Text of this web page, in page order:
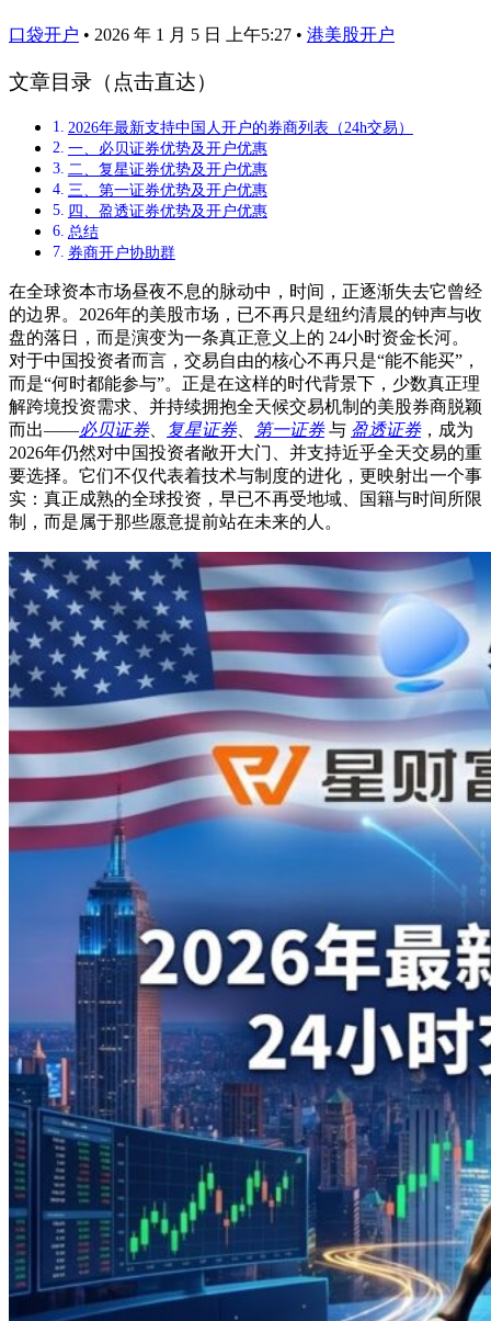
口袋开户 • 2026 年 1 月 5 日 上午5:27 • 港美股开户
文章目录（点击直达）
2026年最新支持中国人开户的券商列表（24h交易）
一、必贝证券优势及开户优惠
二、复星证券优势及开户优惠
三、第一证券优势及开户优惠
四、盈透证券优势及开户优惠
总结
券商开户协助群
在全球资本市场昼夜不息的脉动中，时间，正逐渐失去它曾经
的边界。2026年的美股市场，已不再只是纽约清晨的钟声与收
盘的落日，而是演变为一条真正意义上的 24小时资金长河。
对于中国投资者而言，交易自由的核心不再只是“能不能买”，
而是“何时都能参与”。正是在这样的时代背景下，少数真正理
解跨境投资需求、并持续拥抱全天候交易机制的美股券商脱颖
而出——必贝证券、 复星证券、 第一证券与 盈透证券，成为
2026年仍然对中国投资者敞开大门、并支持近乎全天交易的重
要选择。它们不仅代表着技术与制度的进化，更映射出一个事
实：真正成熟的全球投资，早已不再受地域、国籍与时间所限
制，而是属于那些愿意提前站在未来的人。